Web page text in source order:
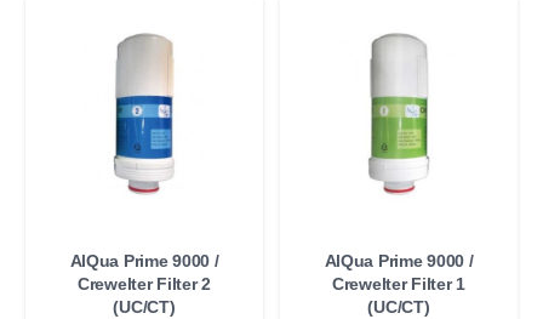
AlQua Prime 9000 /
Crewelter Filter 2
(UC/CT)
AlQua Prime 9000 /
Crewelter Filter 1
(UC/CT)